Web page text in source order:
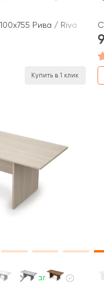
Рива / Riva
Купить в 1 клик
В наличии